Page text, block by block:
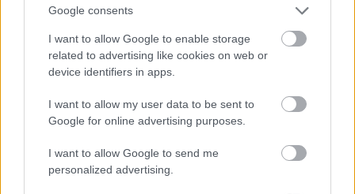
Google consents
I want to allow Google to enable storage
related to advertising like cookies on web or
device identifiers in apps.
I want to allow my user data to be sent to
Google for online advertising purposes.
I want to allow Google to send me
personalized advertising.
A post shared by Sharon Stone (@sharonstone)